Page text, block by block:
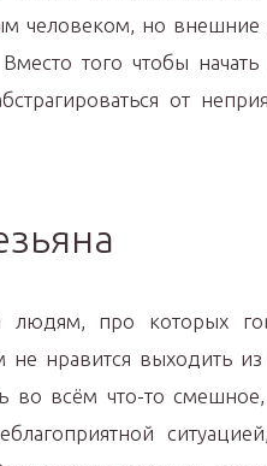
человеком, но
того чтобы начать
от
людям, про которых
нравится выходить из
во всём что-то